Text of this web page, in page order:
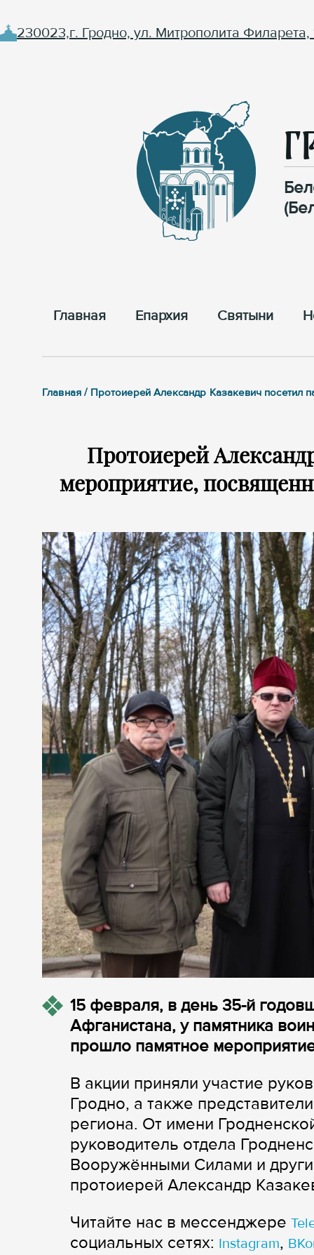
230023,г. Гродно, ул. Митрополита Филарета,
Главная Епархия Cвятыни
Главная / Протоиерей Александр Казакевич посетил
Протоиерей
мероприятие,
15 февраля, в день 35-й
Афганистана, у памятника
прошло памятное
В акции приняли участие
Гродно, а также
региона. От имени
руководитель отдела
Вооружёнными Силами и
протоиерей Александр
Читайте нас в мессенджере
cоциальных сетях: Instagram,